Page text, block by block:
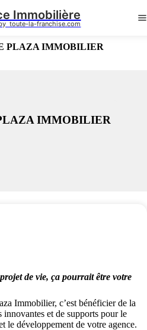
Immobilière
toute-la-franchise.com
PLAZA IMMOBILIER
IMMOBILIER
de vie, ça pourrait être votre
Immobilier, c’est bénéficier de la
innovantes et de supports pour le
le développement de votre agence.